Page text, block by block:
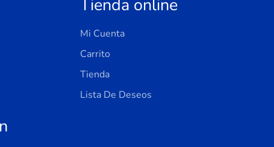
Tienda online
Mi Cuenta
Carrito
Tienda
Lista De Deseos